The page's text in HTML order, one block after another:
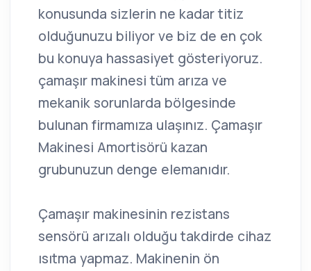
konusunda sizlerin ne kadar titiz
olduğunuzu biliyor ve biz de en çok
bu konuya hassasiyet gösteriyoruz.
çamaşır makinesi tüm arıza ve
mekanik sorunlarda bölgesinde
bulunan firmamıza ulaşınız. Çamaşır
Makinesi Amortisörü kazan
grubunuzun denge elemanıdır.
Çamaşır makinesinin rezistans
sensörü arızalı olduğu takdirde cihaz
ısıtma yapmaz. Makinenin ön